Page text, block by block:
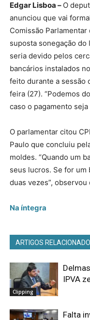
Edgar Lisboa – O
anunciou que vai
Comissão
suposta sonegação
seria devido pelos
bancários instalados
feito durante a sessão
feira (27). “Podemos
caso o pagamento
O parlamentar citou
Paulo que concluiu
moldes. “Quando um
seus lucros. Se for um
duas vezes”,
Na íntegra
ARTIGOS
Clipping
IPVA
Falta